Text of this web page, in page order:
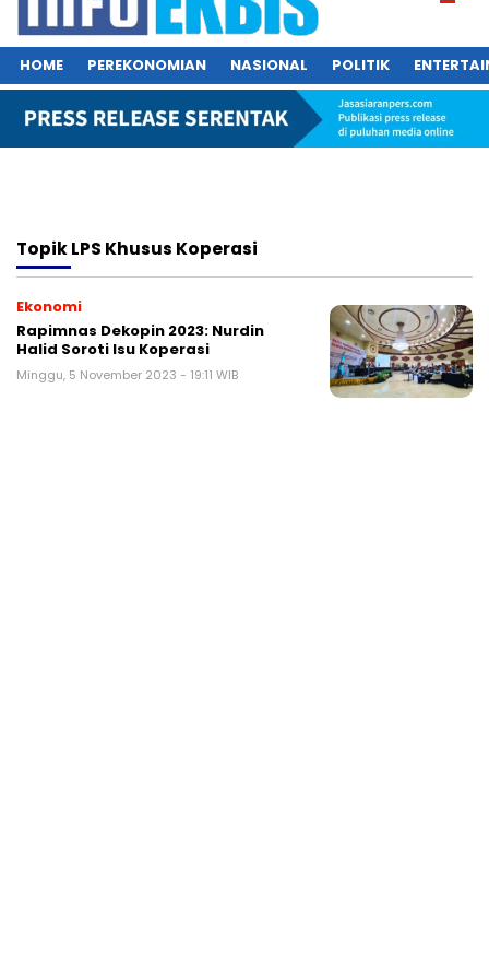
HOME PEREKONOMIAN NASIONAL POLITIK
TopikLPS Khusus Koperasi
Ekonomi
Rapimnas Dekopin 2023: Nurdin
Halid Soroti Isu Koperasi
Minggu, 5 November 2023 - 19:11 WIB